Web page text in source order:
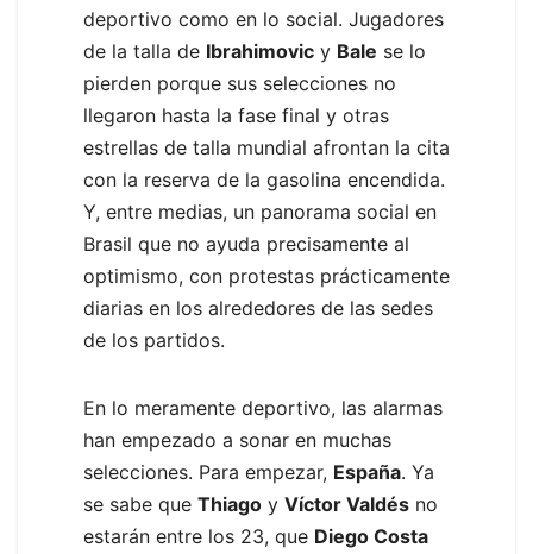
deportivo como en lo social. Jugadores
de la talla de Ibrahimovic y Bale se lo
pierden porque sus selecciones no
llegaron hasta la fase final y otras
estrellas de talla mundial afrontan la cita
con la reserva de la gasolina encendida.
Y, entre medias, un panorama social en
Brasil que no ayuda precisamente al
optimismo, con protestas prácticamente
diarias en los alrededores de las sedes
de los partidos.
En lo meramente deportivo, las alarmas
han empezado a sonar en muchas
selecciones. Para empezar, España. Ya
se sabe que Thiago y Víctor Valdés no
estarán entre los 23, que Diego Costa